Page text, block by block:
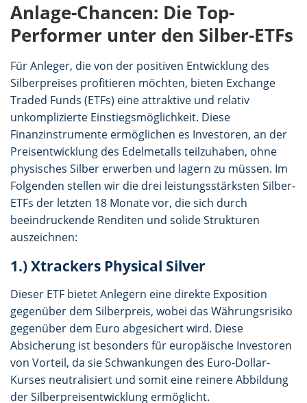
Anlage-Chancen: Die Top-
Performer unter den Silber-ETFs
Für Anleger, die von der positiven Entwicklung des
Silberpreises profitieren möchten, bieten Exchange
Traded Funds (ETFs) eine attraktive und relativ
unkomplizierte Einstiegsmöglichkeit. Diese
Finanzinstrumente ermöglichen es Investoren, an der
Preisentwicklung des Edelmetalls teilzuhaben, ohne
physisches Silber erwerben und lagern zu müssen. Im
Folgenden stellen wir die drei leistungsstärksten Silber-
ETFs der letzten 18 Monate vor, die sich durch
beeindruckende Renditen und solide Strukturen
auszeichnen:
1.) Xtrackers Physical Silver
Dieser ETF bietet Anlegern eine direkte Exposition
gegenüber dem Silberpreis, wobei das Währungsrisiko
gegenüber dem Euro abgesichert wird. Diese
Absicherung ist besonders für europäische Investoren
von Vorteil, da sie Schwankungen des Euro-Dollar-
Kurses neutralisiert und somit eine reinere Abbildung
der Silberpreisentwicklung ermöglicht.